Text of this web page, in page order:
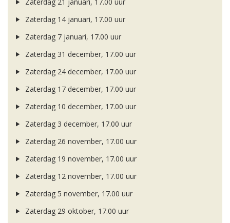
Zaterdag 21 januari, 17.00 uur
Zaterdag 14 januari, 17.00 uur
Zaterdag 7 januari, 17.00 uur
Zaterdag 31 december, 17.00 uur
Zaterdag 24 december, 17.00 uur
Zaterdag 17 december, 17.00 uur
Zaterdag 10 december, 17.00 uur
Zaterdag 3 december, 17.00 uur
Zaterdag 26 november, 17.00 uur
Zaterdag 19 november, 17.00 uur
Zaterdag 12 november, 17.00 uur
Zaterdag 5 november, 17.00 uur
Zaterdag 29 oktober, 17.00 uur